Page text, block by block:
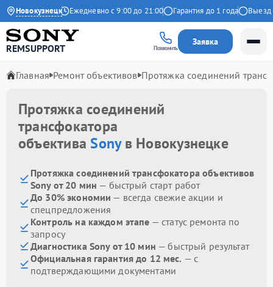
Новокузнецк
4.9 на Яндекс Ежедневно с 9:00 до 21:00 Гарантия до 1 года Выезд
REMSUPPORT Позвонить
Заявка
Главная Ремонт объективов Протяжка соединений
Протяжка соединений
трансфокатора
объективаSonyв Новокузнецке
Протяжка соединений трансфокатора объективов
Sony от 20 мин — быстрый старт работ
До 30% экономии — всегда свежие акции и
спецпредложения
Контроль на каждом этапе — статус ремонта по
запросу
Диагностика Sony от 10 мин — быстрый результат
Официальная гарантия до 12 мес. — с
подтверждающими документами